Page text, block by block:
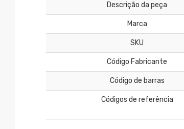
Descrição da peça
Marca
SKU
Código Fabricante
Código de barras
Códigos de referência